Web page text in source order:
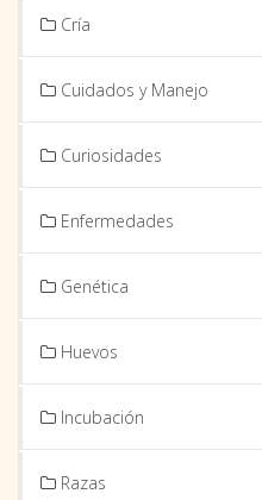
Cría
Cuidados y Manejo
Curiosidades
Enfermedades
Genética
Huevos
Incubación
Razas